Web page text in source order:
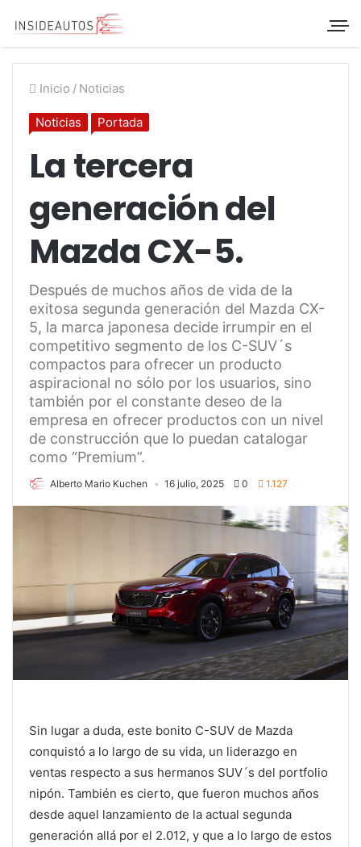
Inicio / Noticias
Noticias Portada
La tercera
generación del
Mazda CX-5.
Después de muchos años de vida de la
exitosa segunda generación del Mazda CX-
5, la marca japonesa decide irrumpir en el
competitivo segmento de los C-SUV´s
compactos para ofrecer un producto
aspiracional no sólo por los usuarios, sino
también por el constante deseo de la
empresa en ofrecer productos con un nivel
de construcción que lo puedan catalogar
como “Premium”.
Alberto Mario Kuchen 16 julio, 2025 0 1.127
Sin lugar a duda, este bonito C-SUV de Mazda
conquistó a lo largo de su vida, un liderazgo en
ventas respecto a sus hermanos SUV´s del portfolio
nipón. También es cierto, que fueron muchos años
desde aquel lanzamiento de la actual segunda
generación allá por el 2.012, y que a lo largo de estos